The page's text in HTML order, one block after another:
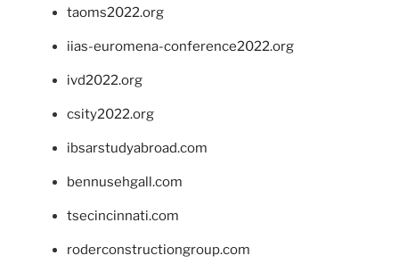
taoms2022.org
iias-euromena-conference2022.org
ivd2022.org
csity2022.org
ibsarstudyabroad.com
bennusehgall.com
tsecincinnati.com
roderconstructiongroup.com